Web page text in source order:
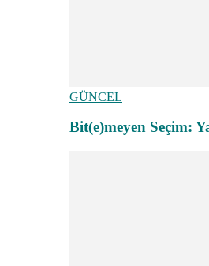
GÜNCEL
Bit(e)meyen Seçim: